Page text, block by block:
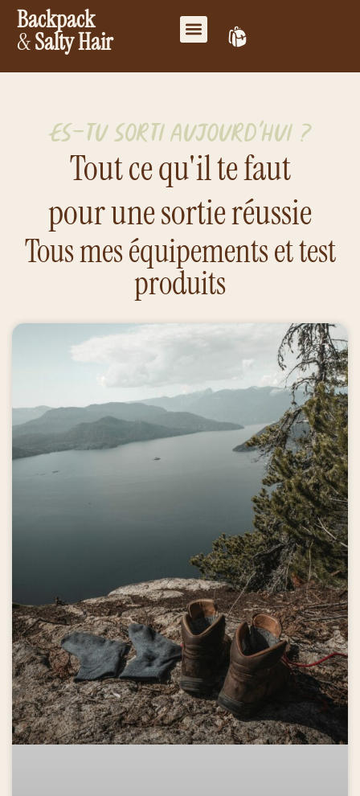
Backpack
&Salty Hair
Es-tu sorti aujourd'hui ?
Tout ce qu'il te faut
pour une sortie réussie
Tous mes équipements et test
produits